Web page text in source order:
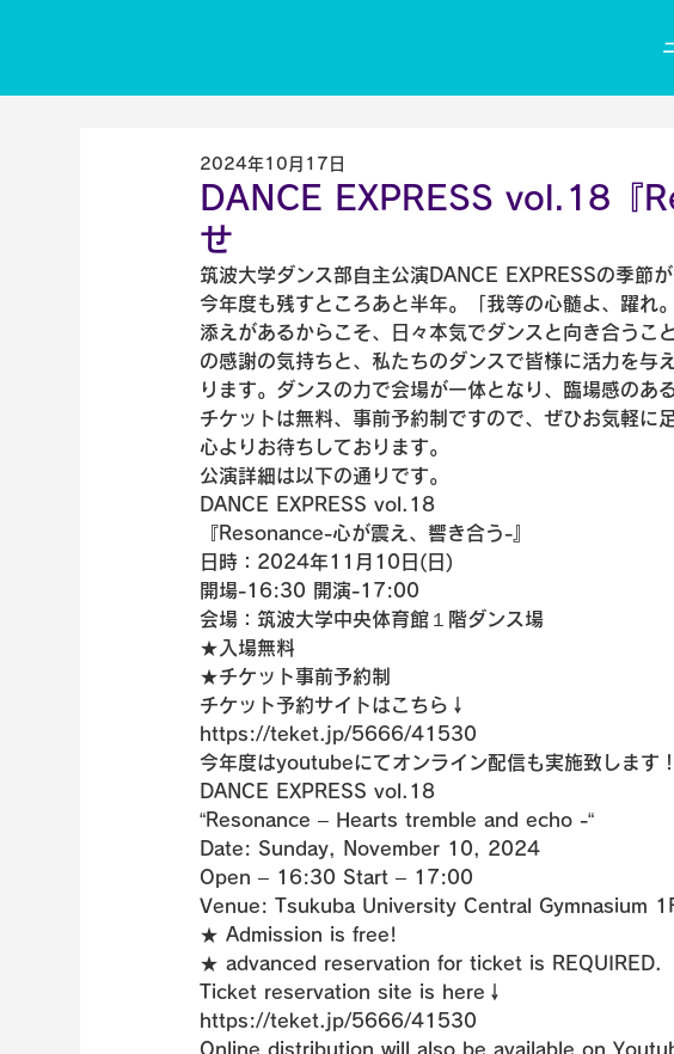
DANCE EXPRESS vol.18『
せ
2024年10月17日
筑波大学ダンス部自主公演DANCE EXPRESSの季節
今年度も残すところあと半年。「我等の心髄よ、躍れ
添えがあるからこそ、日々本気でダンスと向き合うこ
の感謝の気持ちと、私たちのダンスで皆様に活力を与
ります。ダンスの力で会場が一体となり、臨場感のあ
チケットは無料、事前予約制ですので、ぜひお気軽に
心よりお待ちしております。
公演詳細は以下の通りです。
『Resonance-心が震え、響き合う-』
日時：2024年11月10日(日)
開場-16:30 開演-17:00
会場：筑波大学中央体育館１階ダンス場
★入場無料
★チケット事前予約制
チケット予約サイトはこちら↓
https://teket.jp/5666/41530
今年度はyoutubeにてオンライン配信も実施致します
DANCE EXPRESS vol.18
“Resonance – Hearts tremble and echo -“
Date: Sunday, November 10, 2024
Open – 16:30 Start – 17:00
Venue: Tsukuba University Central Gymnasium
★ Admission is free!
★ advanced reservation for ticket is REQUIRED.
Ticket reservation site is here↓
https://teket.jp/5666/41530
Online distribution will also be available on